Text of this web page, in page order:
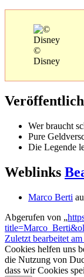
©
Disney
Wer braucht
Pure
Die Legende
Weblinks
Marco Berti
Abgerufen von „
Zuletzt bearbeitet
Cookies helfen uns
die Nutzung von
dass wir Cookies